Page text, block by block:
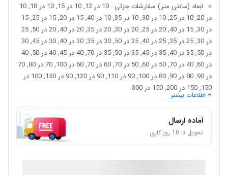
ابعاد (سانتی متر) سفارشات جزئی
: 10 در 12, 10 در 15, 10 در 18, 10
در 20, 10 در 25, 10 در 30, 10 در 35, 10 در 40, 15 در 20, 15 در 25, 15
در 30, 15 در 40, 20 در 25, 20 در 30, 20 در 35, 20 در 40, 20 در 50, 25
در 30, 25 در 35, 25 در 40, 25 در 50, 30 در 35, 30 در 40, 30 در 45, 30
در 50, 35 در 40, 35 در 45, 35 در 50, 35 در 70, 40 در 45, 40 در 50, 40
در 60, 40 در 70, 50 در 60, 50 در 70, 60 در 70, 60 در 100, 70 در 80, 70
در 90, 80 در 90, 80 در 100, 90 در 110, 90 در 120, 90 در 150, 100 در
150, 150 در 200, 150 در 300
+ اطلاعات بیشتر
آماده ارسال
تحویل تا 10 روز کاری